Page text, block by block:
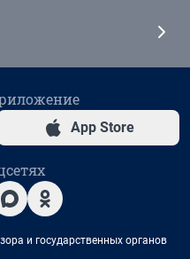
App Store
и государственных органов